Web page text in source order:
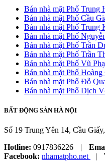
Bán nhà mặt Phố Trung
Bán nhà mặt Phố Cầu
Bán nhà mặt Phố Trung
Bán nhà mặt Phố
Bán nhà mặt Phố Trần
Bán nhà mặt Phố Trần
Bán nhà mặt Phố Vũ
Bán nhà mặt Phố
Bán nhà mặt Phố Đỗ
Bán nhà mặt Phố Dịch
BẤT ĐỘNG SẢN HÀ NỘI
Số 19 Trung Yên 14, Cầu
Hotline: 0917836226
Facebook: nhamatpho.net